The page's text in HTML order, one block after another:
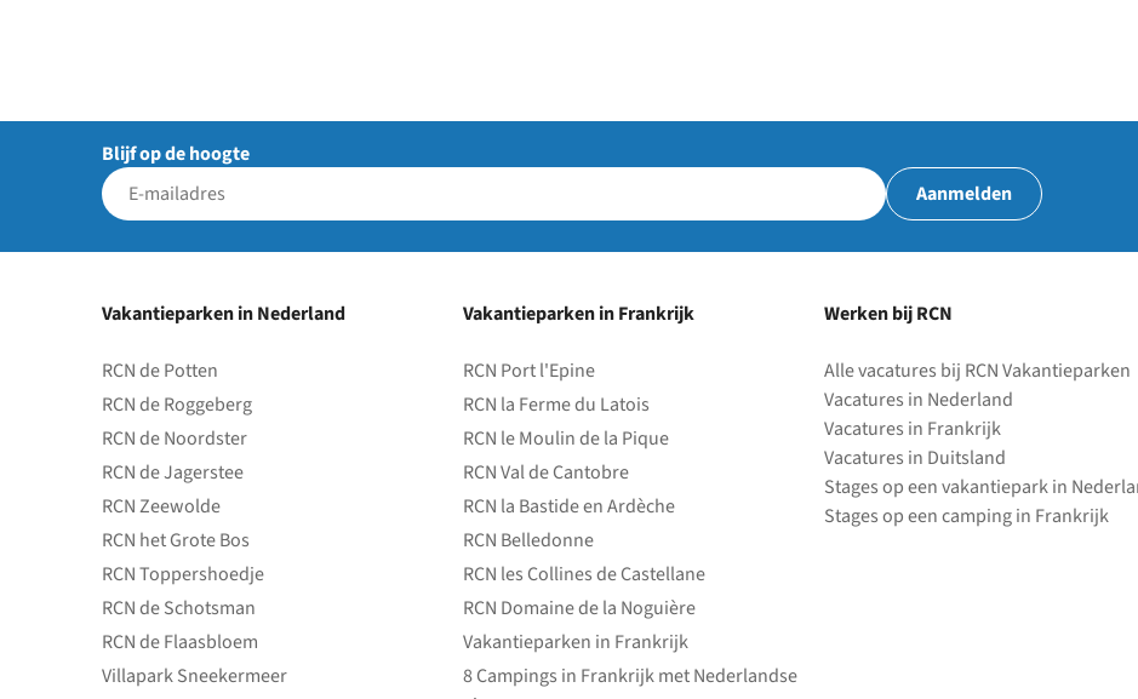
Blijf op de hoogte
Aanmelden
Vakantieparken in Nederland
RCN de Potten
RCN de Roggeberg
RCN de Noordster
RCN de Jagerstee
RCN Zeewolde
RCN het Grote Bos
RCN Toppershoedje
RCN de Schotsman
RCN de Flaasbloem
Villapark Sneekermeer
Vakantieparken in Frankrijk
RCN Port l'Epine
RCN la Ferme du Latois
RCN le Moulin de la Pique
RCN Val de Cantobre
RCN la Bastide en Ardèche
RCN Belledonne
RCN les Collines de Castellane
RCN Domaine de la Noguière
Vakantieparken in Frankrijk
8 Campings in Frankrijk met Nederlandse
Werken bij RCN
Alle vacatures bij RCN Vakantieparken
Vacatures in Nederland
Vacatures in Frankrijk
Vacatures in Duitsland
Stages op een vakantiepark in
Stages op een camping in Frankrijk